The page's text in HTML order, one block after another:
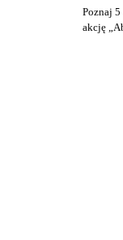
Poznaj 5
akcję